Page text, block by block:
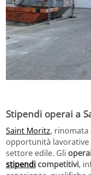
Stipendi operai a
Saint Moritz, rinomata
opportunità
settore edile. Gli
stipendi competitivi,